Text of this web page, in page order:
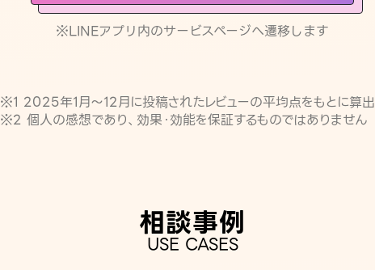
※LINEアプリ内のサービスページへ遷移します
※1 2025年1月〜12月に投稿されたレビューの平均点をもとに算出
※2 個人の感想であり、効果・効能を保証するものではありません
相談事例
USE CASES